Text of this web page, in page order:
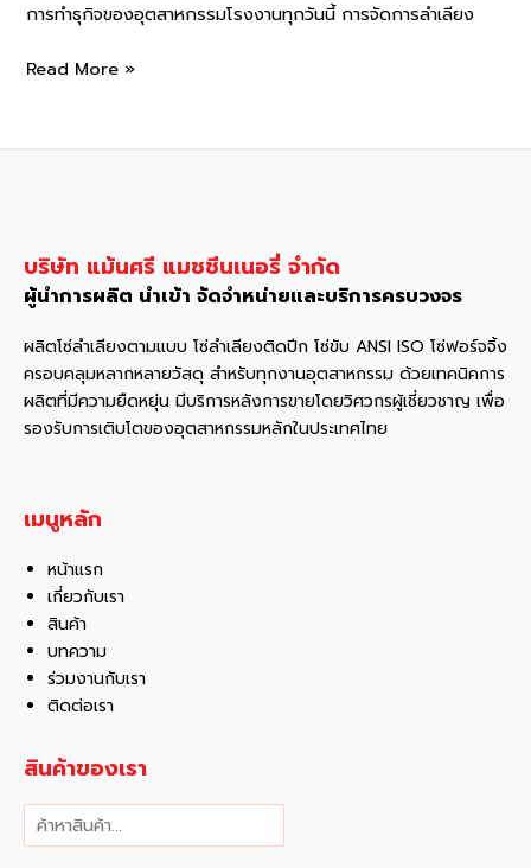
ส่ง
แบบ
การทำธุกิจของอุตสาหกรรมโรงงานทุกวันนี้ การจัดการลำเลียง
แนะนำ
ลำเลียง
ที่
นิยม
ใน
อุตสาหกรรม
โรงงาน
Read More »
บริษัท แม้นศรี แมชชีนเนอรี่ จำกัด
ผู้นำการผลิต นำเข้า จัดจำหน่ายและบริการครบวงจร
ผลิตโซ่ลำเลียงตามแบบ โซ่ลำเลียงติดปีก โซ่ขับ ANSI ISO โซ่ฟอร์จจิ้ง
ครอบคลุมหลากหลายวัสดุ สําหรับทุกงานอุตสาหกรรม ด้วยเทคนิคการ
ผลิตที่มีความยืดหยุ่น มีบริการหลังการขายโดยวิศวกรผู้เชี่ยวชาญ เพื่อ
รองรับการเติบโตของอุตสาหกรรมหลักในประเทศไทย
เมนูหลัก
หน้าแรก
เกี่ยวกับเรา
สินค้า
บทความ
ร่วมงานกับเรา
ติดต่อเรา
สินค้าของเรา
ค้นหา